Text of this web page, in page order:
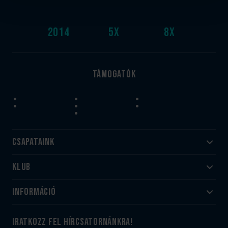
2014 5x 8x
Támogatók
Csapataink
Felnőtt
Utánpótlás
Klub
#HandballFamily
Információ
Jegy- és bérletvásárlás
iratkozz fel hírcsatornánkra!